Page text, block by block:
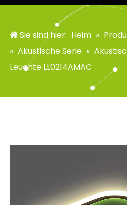
Sie sind hier: Heim »
» Akustische Serie »
Leuchte LL0214AMAC